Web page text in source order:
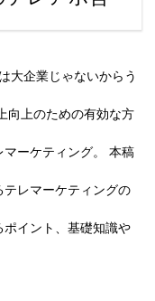
大企業じゃないからう
向上のための有効な方
ーケティング。 本稿
レマーケティングの
イント、基礎知識や